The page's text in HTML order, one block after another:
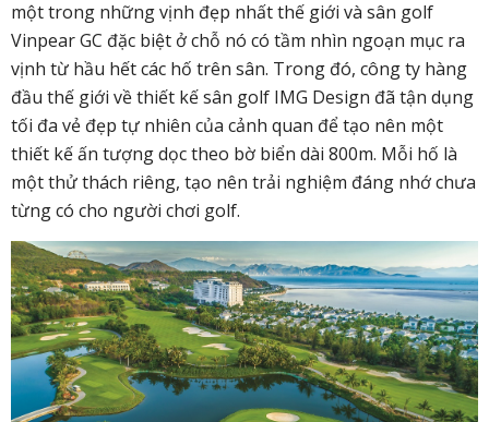
một trong những vịnh đẹp nhất thế giới và sân golf
Vinpear GC đặc biệt ở chỗ nó có tầm nhìn ngoạn mục ra
vịnh từ hầu hết các hố trên sân. Trong đó, công ty hàng
đầu thế giới về thiết kế sân golf IMG Design đã tận dụng
tối đa vẻ đẹp tự nhiên của cảnh quan để tạo nên một
thiết kế ấn tượng dọc theo bờ biển dài 800m. Mỗi hố là
một thử thách riêng, tạo nên trải nghiệm đáng nhớ chưa
từng có cho người chơi golf.